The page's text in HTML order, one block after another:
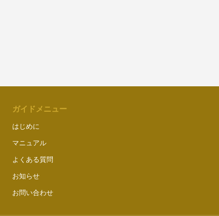
ガイドメニュー
はじめに
マニュアル
よくある質問
お知らせ
お問い合わせ